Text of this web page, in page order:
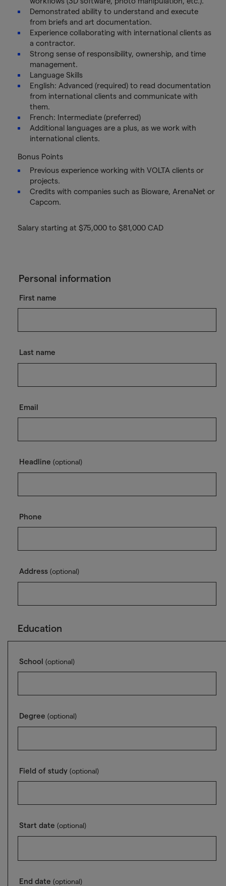
Demonstrated ability to understand and execute
from briefs and art documentation.
Experience collaborating with international clients as
a contractor.
Strong sense of responsibility, ownership, and time
management.
Language Skills
English: Advanced (required) to read documentation
from international clients and communicate with
them.
French: Intermediate (preferred)
Additional languages are a plus, as we work with
international clients.
Bonus Points
Previous experience working with VOLTA clients or
projects.
Credits with companies such as Bioware, ArenaNet or
Capcom.
Salary starting at $75,000 to $81,000 CAD
Personal information
First name
Last name
Email
Headline (optional)
Phone
Address (optional)
Education
School (optional)
Degree (optional)
Field of study (optional)
Start date (optional)
End date (optional)